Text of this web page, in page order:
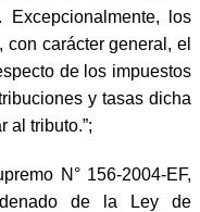
los
carácter general, el
de los impuestos
y tasas dicha
al tributo.”;
N° 156-2004-EF,
de la Ley de